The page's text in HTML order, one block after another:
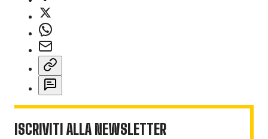
ISCRIVITI ALLA NEWSLETTER